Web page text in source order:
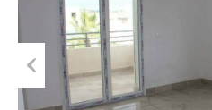
Prev